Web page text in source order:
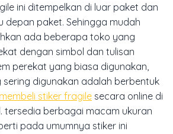
ini ditempelkan di luar paket dan
depan paket. Sehingga mudah
ada beberapa toko yang
dengan simbol dan tulisan
perekat yang biasa digunakan,
sering digunakan adalah berbentuk
membeli stiker fragile secara online di
tersedia berbagai macam ukuran
pada umumnya stiker ini